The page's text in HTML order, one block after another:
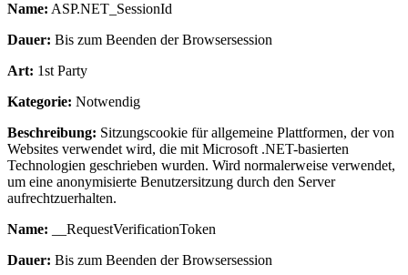
Name: ASP.NET_SessionId
Dauer: Bis zum Beenden der Browsersession
Art: 1st Party
Kategorie: Notwendig
Beschreibung: Sitzungscookie für allgemeine Plattformen, der von
Websites verwendet wird, die mit Microsoft .NET-basierten
Technologien geschrieben wurden. Wird normalerweise verwendet,
um eine anonymisierte Benutzersitzung durch den Server
aufrechtzuerhalten.
Name: __RequestVerificationToken
Dauer: Bis zum Beenden der Browsersession